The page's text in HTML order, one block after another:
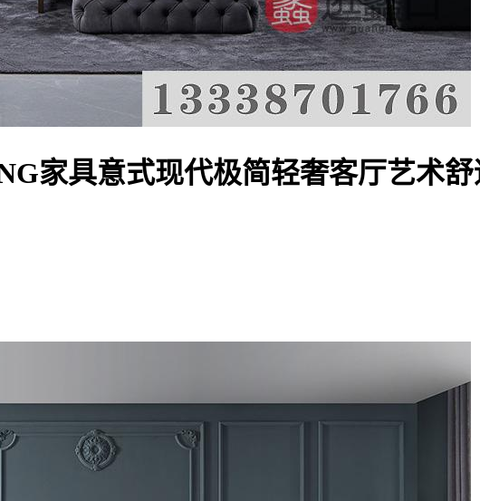
家具意式现代极简轻奢客厅艺术舒